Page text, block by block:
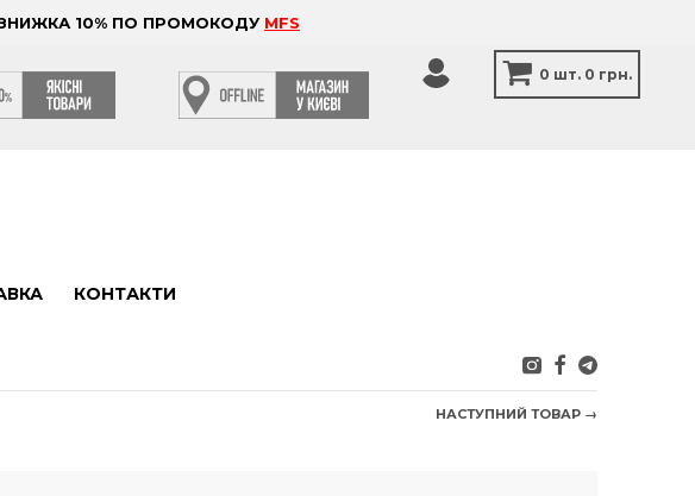
10% ПО ПРОМОКОДУ MFS
0 шт. 0 грн.
КОНТАКТИ
НАСТУПНИЙ ТОВАР →